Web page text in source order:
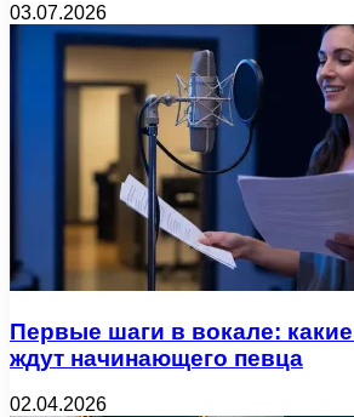
03.07.2026
Первые шаги в вокале: какие
ждут начинающего певца
02.04.2026